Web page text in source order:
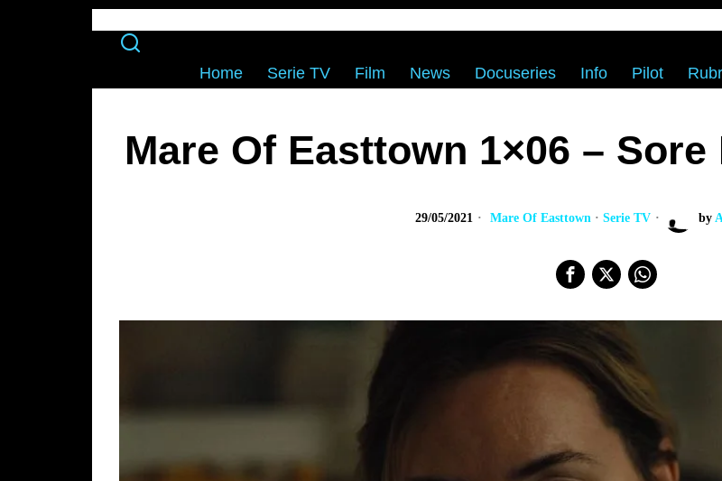
Home Serie TV Film News Docuseries Info Pilot
Mare Of Easttown 1×06 –
29/05/2021 Mare Of Easttown · Serie TV by